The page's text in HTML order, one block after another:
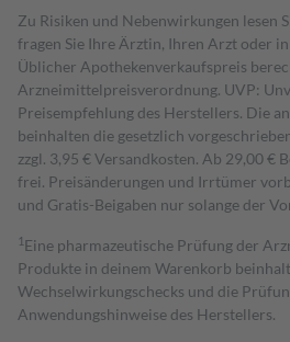
Zu Risiken und Nebenwirkungen lesen
fragen Sie Ihre Ärztin, Ihren Arzt oder
Üblicher Apothekenverkaufspreis
Arzneimittelpreisverordnung. UVP:
Preisempfehlung des Herstellers. Die
beinhalten die gesetzlich
zzgl. 3,95 € Versandkosten. Ab 29,00 €
frei. Preisänderungen und Irrtümer
und Gratis-Beigaben nur solange der
1 Eine pharmazeutische Prüfung der
Produkte in deinem Warenkorb
Wechselwirkungschecks und die
Anwendungshinweise des Herstellers.